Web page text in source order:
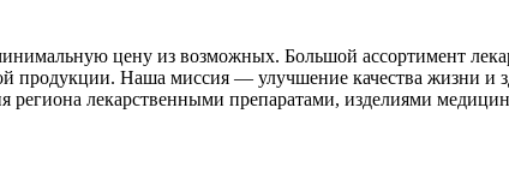
цену из возможных. Большой ассортимент
продукции. Наша миссия — улучшение качества жизни и
лекарственными препаратами, изделиями